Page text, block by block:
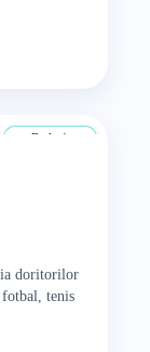
De la 4 ani
doritorilor
tenis